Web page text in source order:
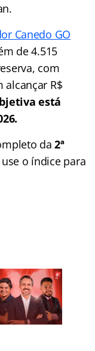
Canedo GO
de 4.515
com
alcançar R$
está
da2ª
o índice para